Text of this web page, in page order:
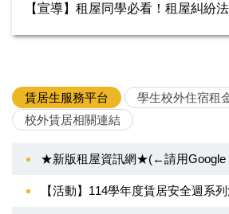
就學貸款專區
反霸凌反詐騙宣導相關訊息
不利處境學生助學及緊急紓困助學金
安定就學資訊網
學生團體保險
【宣導】租屋同學必看！租屋糾紛
賃居生服務平台
學生校外住宿租
校外賃居相關連結
★新版租屋資訊網★(←請用Google Chrome開啟！進入
【活動】114學年度賃居安全週系列活動